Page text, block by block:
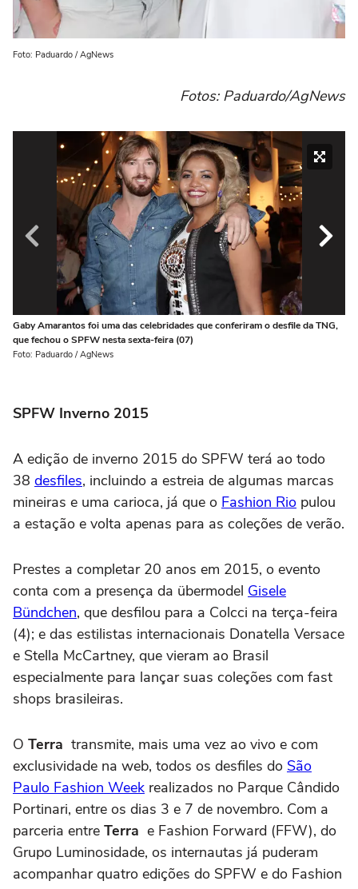
Foto: Paduardo / AgNews
Fotos: Paduardo/AgNews
Gaby Amarantos foi uma das celebridades que conferiram o desfile da TNG,
que fechou o SPFW nesta sexta-feira (07)
Foto: Paduardo / AgNews
SPFW Inverno 2015
A edição de inverno 2015 do SPFW terá ao todo
38 desfiles, incluindo a estreia de algumas marcas
mineiras e uma carioca, já que o Fashion Rio pulou
a estação e volta apenas para as coleções de verão.
Prestes a completar 20 anos em 2015, o evento
conta com a presença da übermodel Gisele
Bündchen, que desfilou para a Colcci na terça-feira
(4); e das estilistas internacionais Donatella Versace
e Stella McCartney, que vieram ao Brasil
especialmente para lançar suas coleções com fast
shops brasileiras.
O Terra transmite, mais uma vez ao vivo e com
exclusividade na web, todos os desfiles do São
Paulo Fashion Week realizados no Parque Cândido
Portinari, entre os dias 3 e 7 de novembro. Com a
parceria entre Terra e Fashion Forward (FFW), do
Grupo Luminosidade, os internautas já puderam
acompanhar quatro edições do SPFW e do Fashion